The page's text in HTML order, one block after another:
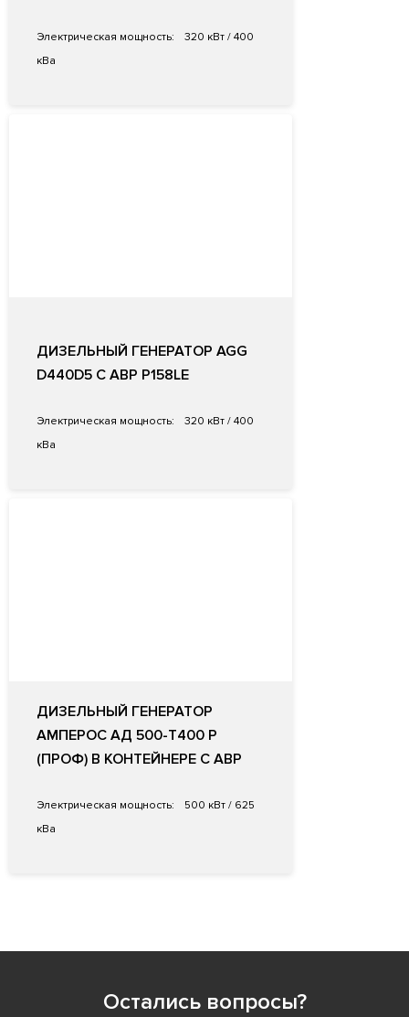
Электрическая мощность:
320 кВт / 400
кВа
ДИЗЕЛЬНЫЙ ГЕНЕРАТОР AGG
D440D5 С АВР P158LE
Электрическая мощность:
320 кВт / 400
кВа
ДИЗЕЛЬНЫЙ ГЕНЕРАТОР
АМПЕРОС АД 500-Т400 P
(ПРОФ) В КОНТЕЙНЕРЕ С АВР
Электрическая мощность:
500 кВт / 625
кВа
Остались вопросы?